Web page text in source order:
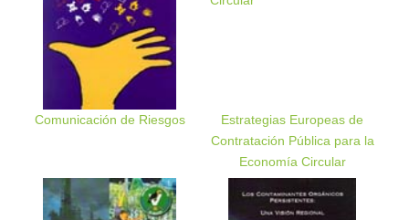
Comunicación de Riesgos
Estrategias Europeas de
Contratación Pública para la
Economía Circular